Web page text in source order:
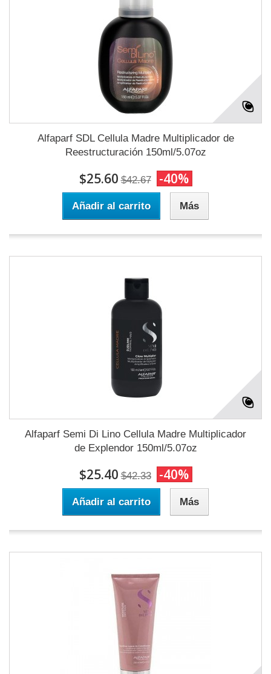
Alfaparf SDL Cellula Madre Multiplicador de
Reestructuración 150ml/5.07oz
$25.60 $42.67 -40%
Añadir al carrito Más
Alfaparf Semi Di Lino Cellula Madre Multiplicador
de Explendor 150ml/5.07oz
$25.40 $42.33 -40%
Añadir al carrito Más